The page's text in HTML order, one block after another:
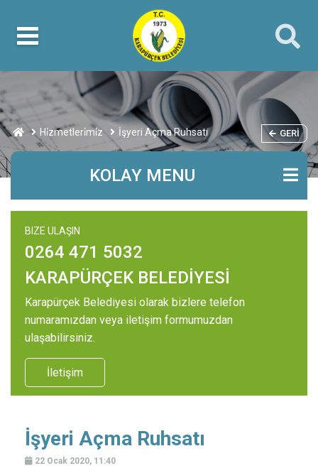
Hi̇zmetleri̇mi̇z İşyeri Açma Ruhsatı GERI
KOLAY MENU
BIZE ULAŞIN
0264 471 5032
KARAPÜRÇEK BELEDİYESİ
Karapürçek Belediyesi olarak bizlere telefon
numaramızdan veya iletişim formumuzdan
ulaşabilirsiniz.
İletişim
İşyeri Açma Ruhsatı
22 Ocak 2020, 11:40